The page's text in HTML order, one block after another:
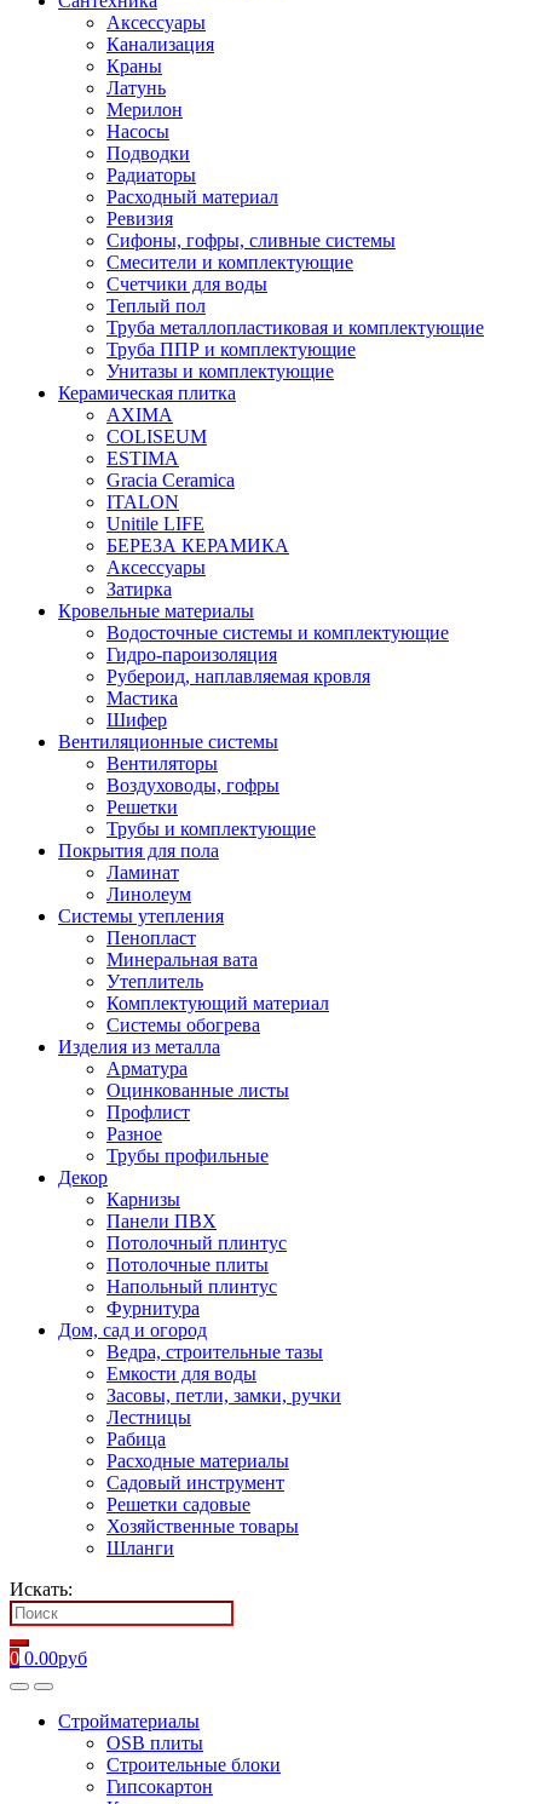
Аксессуары
Канализация
Краны
Латунь
Мерилон
Насосы
Подводки
Радиаторы
Расходный материал
Ревизия
Сифоны, гофры, сливные системы
Смесители и комплектующие
Счетчики для воды
Теплый пол
Труба металлопластиковая и комплектующие
Труба ППР и комплектующие
Унитазы и комплектующие
Керамическая плитка
AXIMA
COLISEUM
ESTIMA
Gracia Ceramica
ITALON
Unitile LIFE
БЕРЕЗА КЕРАМИКА
Аксессуары
Затирка
Кровельные материалы
Водосточные системы и комплектующие
Гидро-пароизоляция
Рубероид, наплавляемая кровля
Мастика
Шифер
Вентиляционные системы
Вентиляторы
Воздуховоды, гофры
Решетки
Трубы и комплектующие
Покрытия для пола
Ламинат
Линолеум
Системы утепления
Пенопласт
Минеральная вата
Утеплитель
Комплектующий материал
Системы обогрева
Изделия из металла
Арматура
Оцинкованные листы
Профлист
Разное
Трубы профильные
Декор
Карнизы
Панели ПВХ
Потолочный плинтус
Потолочные плиты
Напольный плинтус
Фурнитура
Дом, сад и огород
Ведра, строительные тазы
Емкости для воды
Засовы, петли, замки, ручки
Лестницы
Рабица
Расходные материалы
Садовый инструмент
Решетки садовые
Хозяйственные товары
Шланги
Искать:
0 0.00руб
Стройматериалы
OSB плиты
Строительные блоки
Гипсокартон